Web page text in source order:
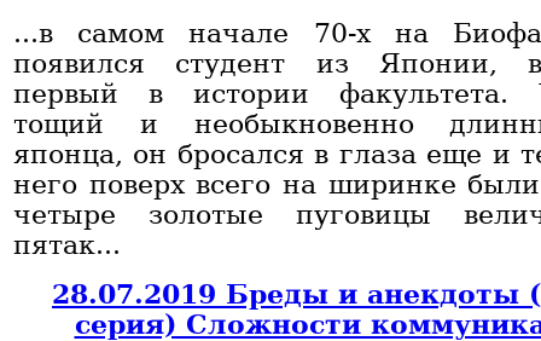
...в самом начале 70-х на
появился студент из Японии,
первый в истории факультета.
тощий и необыкновенно
японца, он бросался в глаза еще и
него поверх всего на ширинке
четыре золотые пуговицы
пятак...
28.07.2019 Бреды и анекдоты
серия) Сложности